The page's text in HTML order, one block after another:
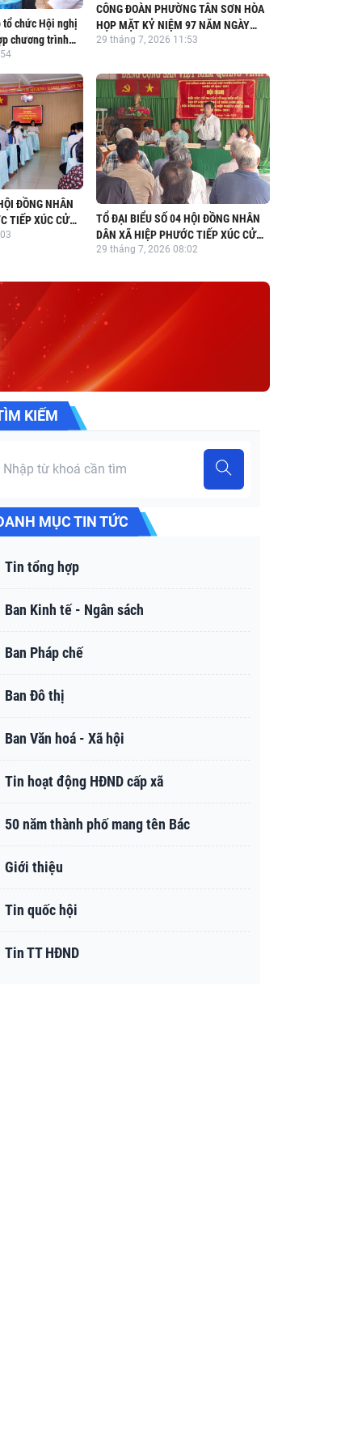
tổ chức Hội nghị
chương trình
họp thường lệ
phường
CÔNG ĐOÀN PHƯỜNG TÂN SƠN HÒA
HỌP MẶT KỶ NIỆM 97 NĂM NGÀY
THÀNH LẬP CÔNG ĐOÀN VIỆT NAM
29 tháng 7, 2026 11:53
ĐỒNG NHÂN
TIẾP XÚC CỬ
BA (KỲ HỌP
TỔ ĐẠI BIỂU SỐ 04 HỘI ĐỒNG NHÂN
DÂN XÃ HIỆP PHƯỚC TIẾP XÚC CỬ
TRI SAU KỲ HỌP THỨ BA (KỲ HỌP
ĐỒNG NHÂN DÂN XÃ KHÓA XIII,
NHIỆM KỲ 2026-2031
29 tháng 7, 2026 08:02
KIẾM
MỤC TIN TỨC
Tin tổng hợp
Ban Kinh tế - Ngân sách
Ban Pháp chế
Ban Đô thị
Ban Văn hoá - Xã hội
Tin hoạt động HĐND cấp xã
50 năm thành phố mang tên Bác
Giới thiệu
Tin quốc hội
Tin TT HĐND